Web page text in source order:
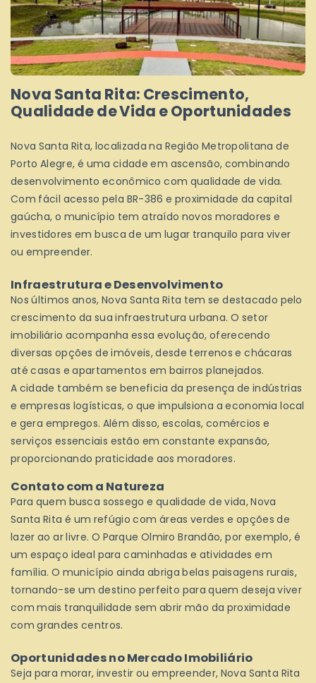
Nova Santa Rita: Crescimento,
Qualidade de Vida e Oportunidades
Nova Santa Rita, localizada na Região Metropolitana de
Porto Alegre, é uma cidade em ascensão, combinando
desenvolvimento econômico com qualidade de vida.
Com fácil acesso pela BR-386 e proximidade da capital
gaúcha, o município tem atraído novos moradores e
investidores em busca de um lugar tranquilo para viver
ou empreender.
Infraestrutura e Desenvolvimento
Nos últimos anos, Nova Santa Rita tem se destacado pelo
crescimento da sua infraestrutura urbana. O setor
imobiliário acompanha essa evolução, oferecendo
diversas opções de imóveis, desde terrenos e chácaras
até casas e apartamentos em bairros planejados.
A cidade também se beneficia da presença de indústrias
e empresas logísticas, o que impulsiona a economia local
e gera empregos. Além disso, escolas, comércios e
serviços essenciais estão em constante expansão,
proporcionando praticidade aos moradores.
Contato com a Natureza
Para quem busca sossego e qualidade de vida, Nova
Santa Rita é um refúgio com áreas verdes e opções de
lazer ao ar livre. O Parque Olmiro Brandão, por exemplo, é
um espaço ideal para caminhadas e atividades em
família. O município ainda abriga belas paisagens rurais,
tornando-se um destino perfeito para quem deseja viver
com mais tranquilidade sem abrir mão da proximidade
com grandes centros.
Oportunidades no Mercado Imobiliário
Seja para morar, investir ou empreender, Nova Santa Rita